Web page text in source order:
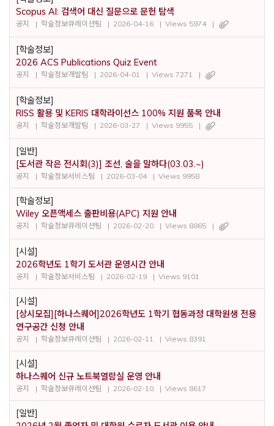
Scopus AI: 검색어 대신 질문으로 문헌 탐색
공지 학술정보큐레이션팀 2026-04-16 Views 5974
[학술정보]
2026 ACS Publications Quiz Event
공지 학술정보개발팀 2026-04-01 Views 7271
[학술정보]
RISS 활용 및 KERIS 대학라이선스 100% 지원 품목 안내
공지 학술정보개발팀 2026-03-27 Views 9955
[일반]
[도서관 작은 전시회(3)] 조선, 술을 말하다(03.03.~)
공지 학술정보서비스팀 2026-03-04 Views 9958
[학술정보]
Wiley 오픈액세스 출판비용(APC) 지원 안내
공지 학술정보큐레이션팀 2026-02-20 Views 8865
[시설]
2026학년도 1학기 도서관 운영시간 안내
공지 학술정보서비스팀 2026-02-19 Views 9101
[시설]
[상시모집][하나스퀘어]2026학년도 1학기 협동과정 대학원생 전용
연구공간 신청 안내
공지 학술정보큐레이션팀 2026-02-11 Views 8391
[시설]
하나스퀘어 신규 노트북열람실 운영 안내
공지 학술정보큐레이션팀 2026-02-10 Views 8617
[일반]